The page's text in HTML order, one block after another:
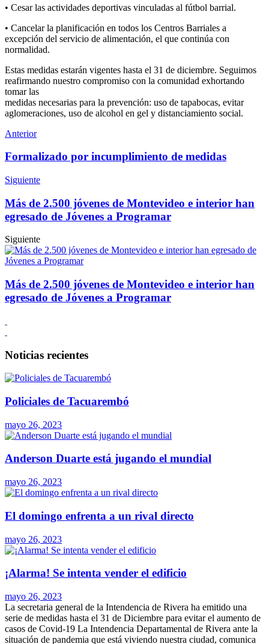
• Cesar las actividades deportivas vinculadas al fútbol barrial.
• Cancelar la planificación en todos los Centros Barriales a
excepción del servicio de alimentación, el que continúa con
normalidad.
Estas medidas estarán vigentes hasta el 31 de diciembre. Seguimos
reafirmando nuestro compromiso con la comunidad exhortando
tomar las
medidas necesarias para la prevención: uso de tapabocas, evitar
aglomeraciones, uso de alcohol en gel y distanciamiento social.
Anterior
Formalizado por incumplimiento de medidas
Siguiente
Más de 2.500 jóvenes de Montevideo e interior han
egresado de Jóvenes a Programar
Siguiente
Más de 2.500 jóvenes de Montevideo e interior han
egresado de Jóvenes a Programar
Noticias recientes
Policiales de Tacuarembó
mayo 26, 2023
Anderson Duarte está jugando el mundial
mayo 26, 2023
El domingo enfrenta a un rival directo
mayo 26, 2023
¡Alarma! Se intenta vender el edificio
mayo 26, 2023
La secretaria general de la Intendencia de Rivera ha emitido una
serie de medidas hasta el 31 de Diciembre para evitar el aumento de
casos de Covid-19 La Intendencia Departamental de Rivera ante la
situación de pandemia que está viviendo nuestra ciudad, comunica